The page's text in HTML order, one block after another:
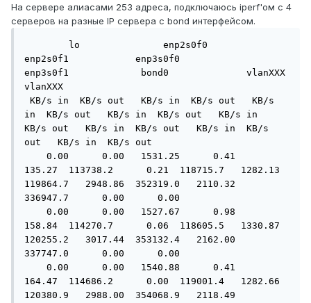
На сервере алиасами 253 адреса, подключаюсь iperf'ом c 4
серверов на разные IP сервера с bond интерфейсом.
enp2s0f1            enp3s0f0
enp3s0f1             bond0              vlanXXX
vlanXXX
in  KB/s out   KB/s in  KB/s out   KB/s in
KB/s out   KB/s in  KB/s out   KB/s in  KB/s
out   KB/s in  KB/s out
135.27  113738.2      0.21  118715.7   1282.13
119864.7   2948.86  352319.0   2110.32
336947.7      0.00      0.00
158.84  114270.7      0.06  118605.5   1330.87
120255.2   3017.44  353132.4   2162.00
337747.0      0.00      0.00
164.47  114686.2      0.00  119001.4   1282.66
120380.9   2988.00  354068.9   2118.49